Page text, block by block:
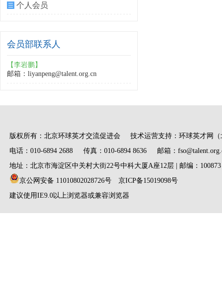
个人会员
会员部联系人
【李岩鹏】
邮箱：liyanpeng@talent.org.cn
版权所有：北京环球英才交流促进会 技术运营支持：环球英才网（
电话：010-6894 2688 传真：010-6894 8636 邮箱：
地址：北京市海淀区中关村大街22号中科大厦A座12层 | 邮编：100873
京公网安备 11010802028726号
京ICP备15019098号
建议使用IE9.0以上浏览器或兼容浏览器